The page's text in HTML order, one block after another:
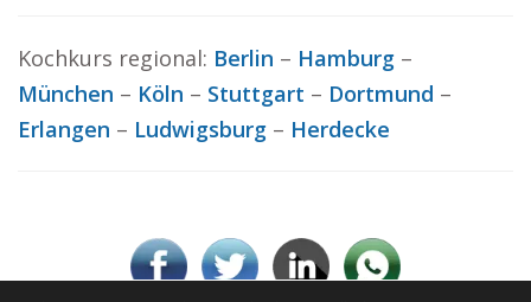
Kochkurs regional: Berlin – Hamburg –
München – Köln – Stuttgart – Dortmund –
Erlangen – Ludwigsburg – Herdecke